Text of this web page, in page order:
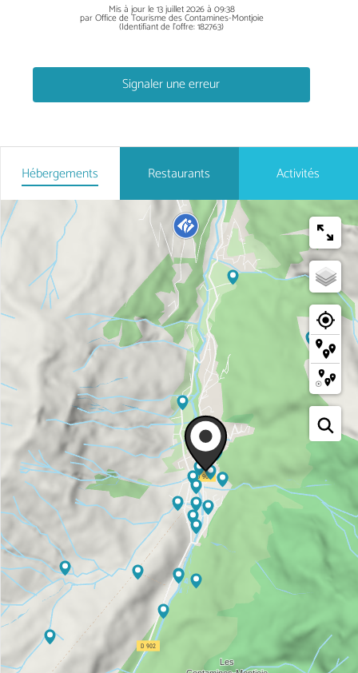
Mis à jour le 13 juillet 2026 à 09:38
par Office de Tourisme des Contamines-Montjoie
(Identifiant de l'offre:182763)
Signaler une erreur
Hébergements Restaurants Activités